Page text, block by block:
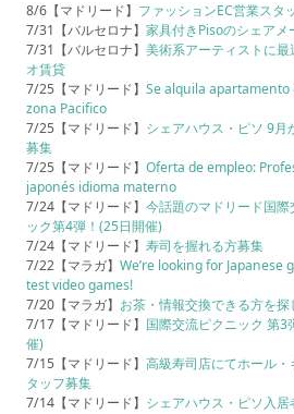
8/6【マドリード】 ファッションEC営業スタ
7/31【バルセロナ】家具付きPisoのシェアメ
7/31【バルセロナ】美術系アーティストに最
オ賃貸
7/25【マドリード】Se alquila apartamento
zona Pacifico
7/25【マドリード】 シェアハウス・ピソ 9月
募集
7/25【マドリード】Oferta de empleo:
japonés idioma materno
7/24【マドリード】今話題のマドリード国際
ック第4弾！(25日開催)
7/24【マドリード】寿司を握れる方募集
7/22【マラガ】We’re looking for Japanese
test video games!
7/20【マラガ】 お茶・情報交換できる方を
7/17【マドリード】 国際交流ピクニック 第3
催)
7/15【マドリード】高級寿司店にてホール・
タッフ募集
7/14【マドリード】 シェアハウス・ピソ入居